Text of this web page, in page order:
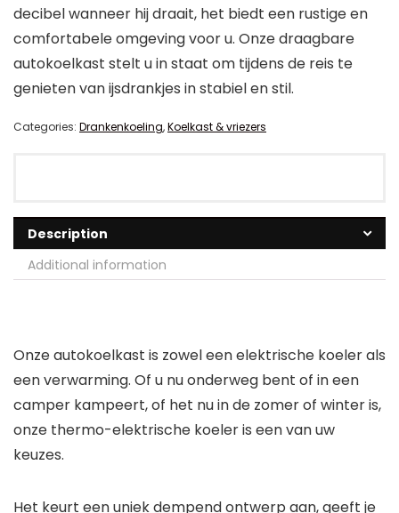
decibel wanneer hij draait, het biedt een rustige en
comfortabele omgeving voor u. Onze draagbare
autokoelkast stelt u in staat om tijdens de reis te
genieten van ijsdrankjes in stabiel en stil.
Categories: Drankenkoeling,Koelkast & vriezers
Description
Additional information
Onze autokoelkast is zowel een elektrische koeler als
een verwarming. Of u nu onderweg bent of in een
camper kampeert, of het nu in de zomer of winter is,
onze thermo-elektrische koeler is een van uw
keuzes.
Het keurt een uniek dempend ontwerp aan, geeft je